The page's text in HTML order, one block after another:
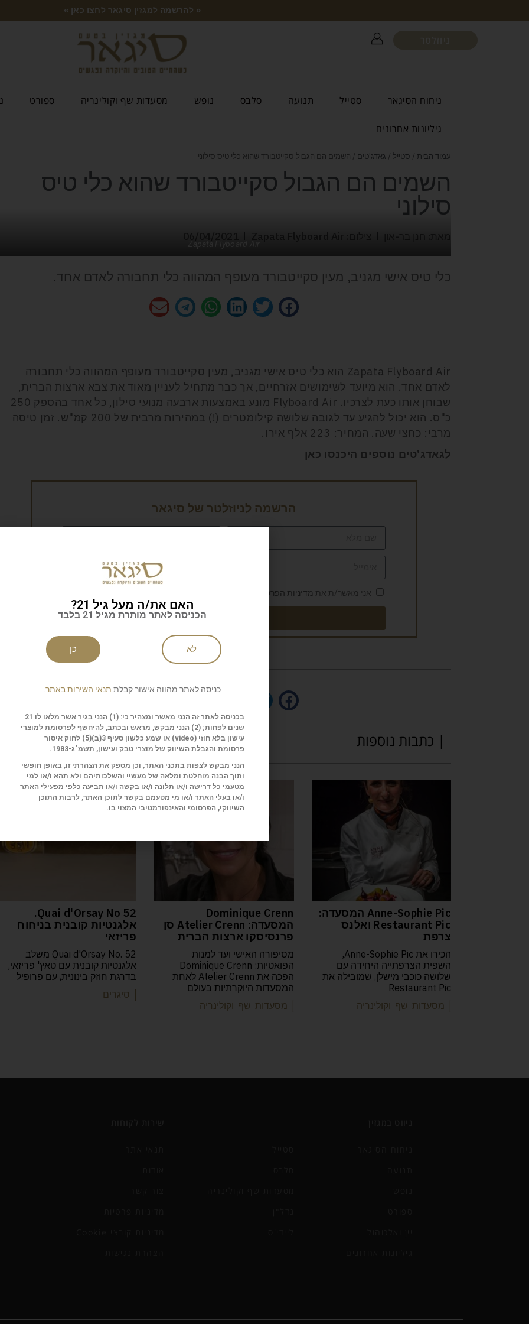
« להרשמה למגזין סיגאר לחצו כאן »
ניחוח הסיגאר סטייל תנועה סלבס נופש מסעדות שף וקולינריה ספורט
גיליונות אחרונים
עמוד הבית / סטייל / גאדג'טים / השמים הם הגבול סקייטבורד שהוא כלי טיס סילוני
השמים הם הגבול סקייטבורד שהוא כלי טיס
סילוני
Zapata Flyboard Air
כלי טיס אישי מגניב, מעין סקייטבורד מעופף המהווה כלי תחבורה לאדם אחד.
Zapata Flyboard Air הוא כלי טיס אישי מגניב, מעין סקייטבורד מעופף המהווה כלי תחבורה
לאדם אחד. הוא מיועד לשימושים אזרחיים, אך כבר מתחיל לעניין מאוד את צבא ארצות הברית,
שבוחן אותו כעת לצרכיו. Flyboard Air
מונע באמצעות ארבעה מנועי סילון, כל אחד בהספק 250
כ"ס. הוא יכול להגיע עד לגובה שלושה קילומטרים (!) במהירות מרבית של 200 קמ"ש. זמן טיסה
מרבי: כחצי שעה. המחיר: 223 אלף אירו.
לגאדג’טים נוספים היכנסו כאן
הרשמה לניוזלטר של סיגאר
אני מאשר/ת את מדיניות הפרטיות
שליחה
| כתבות נוספות
Anne-Sophie Pic המסעדה:
Restaurant Pic ואלנס
צרפת
הכירו את Anne-Sophie Pic,
השפית הצרפתייה היחידה עם
שלושה כוכבי מישלן, שמובילה את
Restaurant Pic
| מסעדות שף וקולינריה
Dominique Crenn
המסעדה: Atelier Crenn סן
פרנסיסקו ארצות הברית
מסיפורה האישי ועד למנות
הפואטיות: Dominique Crenn
הפכה את Atelier Crenn לאחת
המסעדות היוקרתיות בעולם
| מסעדות שף וקולינריה
52 Quai d'Orsay No.
אלגנטיות קובנית בניחוח
פריזאי
Quai d'Orsay No. 52 משלב
אלגנטיות קובנית עם טאץ' פריזאי,
בדרגת חוזק בינונית, עם פרופיל
| סיגרים
האם את/ה מעל גיל 21?
הכניסה לאתר מותרת מגיל 21 בלבד
לא כן
כניסה לאתר מהווה אישור קבלת תנאי השירות באתר.
בכניסה לאתר זה הנני מאשר ומצהיר כי: (1) הנני בגיר אשר מלאו לו 21
שנים לפחות; (2) הנני מבקש, מראש ובכתב, להיחשף לפרסומת למוצרי
עישון בלא חוזי (video
) או שמע כלשון סעיף 3(ב)(5) לחוק איסור
פרסומת והגבלת השיווק של מוצרי טבק ועישון, תשמ"ג-1983.
הנני מבקש לצפות בתכני האתר, וכן מספק את הצהרתי זו, באופן חופשי
ותוך הבנה מוחלטת ומלאה של מעשיי והשלכותיהם ולא תהא ו/או למי
מטעמי כל דרישה ו/או תלונה ו/או בקשה ו/או תביעה כלפי מפעילי האתר
ו/או בעלי האתר ו/או מי מטעמם בקשר לתוכן האתר, לרבות התוכן
השיווקי, הפרסומי והאינפורמטיבי המצוי בו.